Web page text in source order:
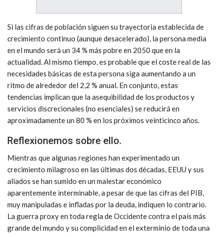
Si las cifras de población siguen su trayectoria establecida de
crecimiento continuo (aunque desacelerado), la persona media
en el mundo será un 34 % más pobre en 2050 que en la
actualidad. Al mismo tiempo, es probable que el coste real de las
necesidades básicas de esta persona siga aumentando a un
ritmo de alrededor del 2,2 % anual. En conjunto, estas
tendencias implican que la asequibilidad de los productos y
servicios discrecionales (no esenciales) se reducirá en
aproximadamente un 80 % en los próximos veinticinco años.
Reflexionemos sobre ello.
Mientras que algunas regiones han experimentado un
crecimiento milagroso en las últimas dos décadas, EEUU y sus
aliados se han sumido en un malestar económico
aparentemente interminable, a pesar de que las cifras del PIB,
muy manipuladas e infladas por la deuda, indiquen lo contrario.
La guerra proxy en toda regla de Occidente contra el país más
grande del mundo y su complicidad en el exterminio de toda una